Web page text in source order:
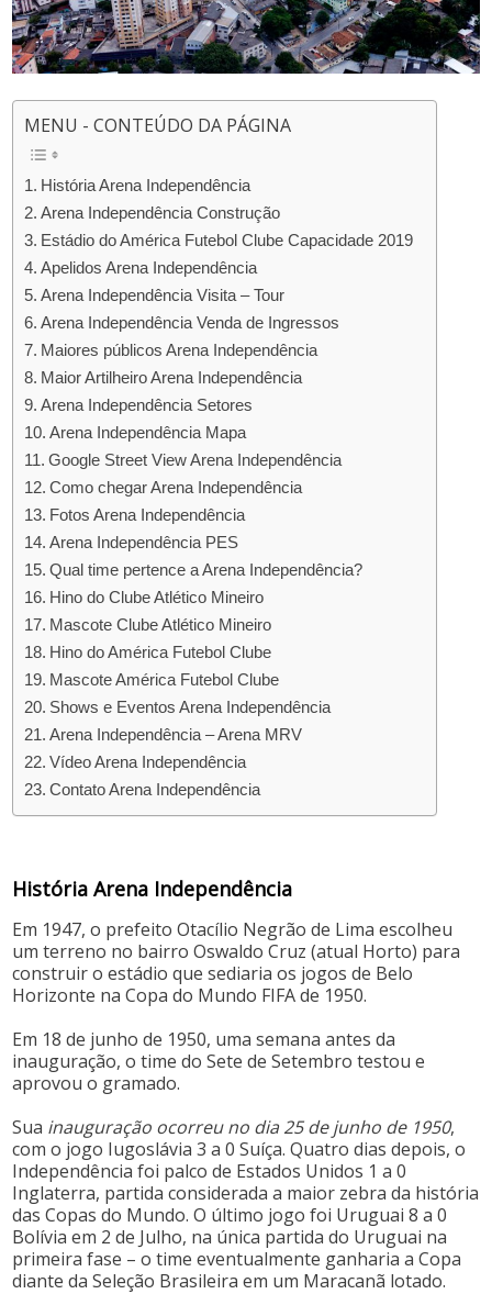
MENU - CONTEÚDO DA PÁGINA
História Arena Independência
Arena Independência Construção
Estádio do América Futebol Clube Capacidade 2019
Apelidos Arena Independência
Arena Independência Visita – Tour
Arena Independência Venda de Ingressos
Maiores públicos Arena Independência
Maior Artilheiro Arena Independência
Arena Independência Setores
Arena Independência Mapa
Google Street View Arena Independência
Como chegar Arena Independência
Fotos Arena Independência
Arena Independência PES
Qual time pertence a Arena Independência?
Hino do Clube Atlético Mineiro
Mascote Clube Atlético Mineiro
Hino do América Futebol Clube
Mascote América Futebol Clube
Shows e Eventos Arena Independência
Arena Independência – Arena MRV
Vídeo Arena Independência
Contato Arena Independência
História Arena Independência
Em 1947, o prefeito Otacílio Negrão de Lima escolheu
um terreno no bairro Oswaldo Cruz (atual Horto) para
construir o estádio que sediaria os jogos de Belo
Horizonte na Copa do Mundo FIFA de 1950.
Em 18 de junho de 1950, uma semana antes da
inauguração, o time do Sete de Setembro testou e
aprovou o gramado.
Sua inauguração ocorreu no dia 25 de junho de 1950,
com o jogo Iugoslávia 3 a 0 Suíça. Quatro dias depois, o
Independência foi palco de Estados Unidos 1 a 0
Inglaterra, partida considerada a maior zebra da história
das Copas do Mundo. O último jogo foi Uruguai 8 a 0
Bolívia em 2 de Julho, na única partida do Uruguai na
primeira fase – o time eventualmente ganharia a Copa
diante da Seleção Brasileira em um Maracanã lotado.